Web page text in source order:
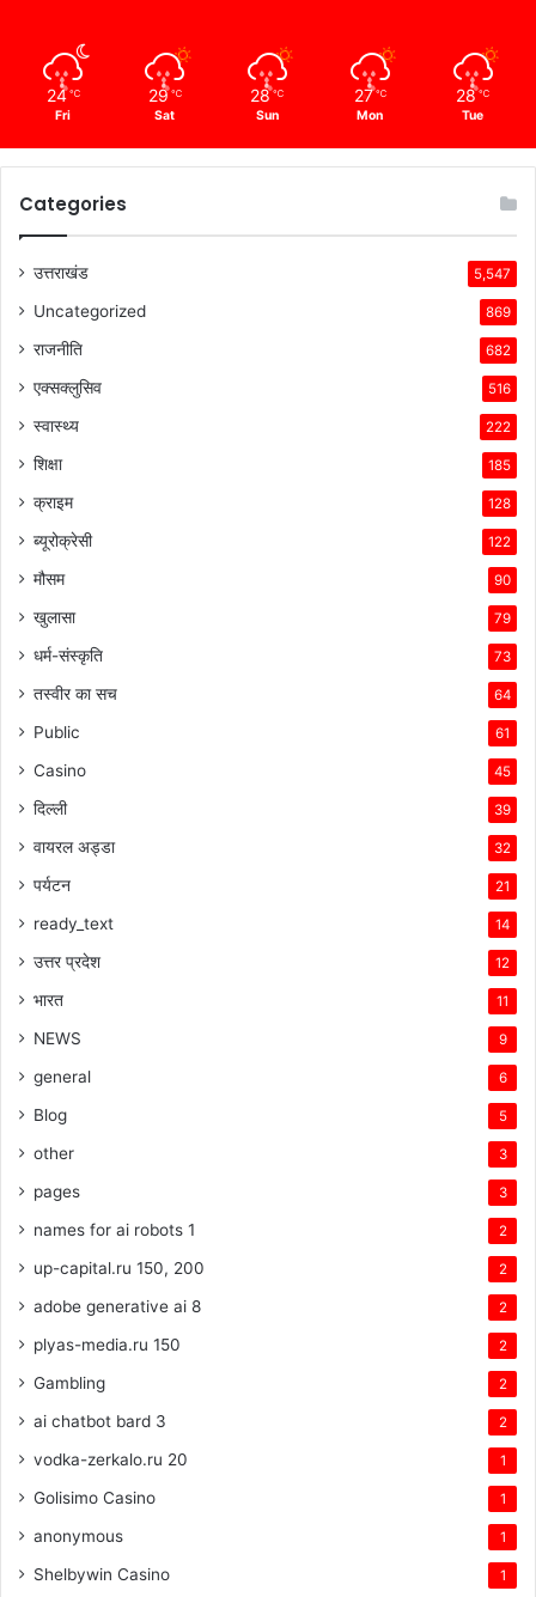
24 ℃
Fri
29 ℃
Sat
28 ℃
Sun
27 ℃
Mon
28 ℃
Tue
Categories
उत्तराखंड 5,547
Uncategorized 869
राजनीति 682
एक्सक्लुसिव 516
स्वास्थ्य 222
शिक्षा 185
क्राइम 128
ब्यूरोक्रेसी 122
मौसम 90
खुलासा 79
धर्म-संस्कृति 73
तस्वीर का सच 64
Public 61
Casino 45
दिल्ली 39
वायरल अड्डा 32
पर्यटन 21
ready_text 14
उत्तर प्रदेश 12
भारत 11
NEWS 9
general 6
Blog 5
other 3
pages 3
names for ai robots 1 2
up-capital.ru 150, 200 2
adobe generative ai 8 2
plyas-media.ru 150 2
Gambling 2
ai chatbot bard 3 2
vodka-zerkalo.ru 20 1
Golisimo Casino 1
anonymous 1
Shelbywin Casino 1